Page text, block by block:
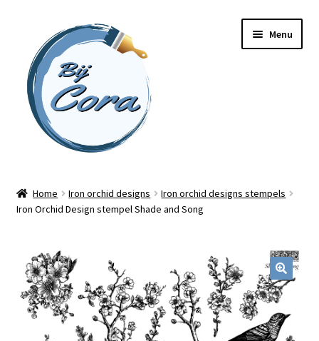
naar
navigatie
inhoud
Menu
Workshops
Online cursussen
Shop
Blog / DIY / Tutorials
Home Iron orchid designs
Iron orchid designs stempels
Iron Orchid Design stempel Shade and Song